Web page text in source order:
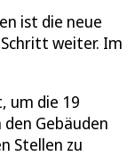
ist die neue
weiter. Im
um die 19
den Gebäuden
Stellen zu